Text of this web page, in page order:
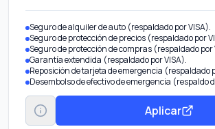
Seguro de alquiler de auto (respaldado por VISA).
Seguro de protección de precios (respaldado por
Seguro de protección de compras (respaldado por
Garantía extendida (respaldado por VISA).
Reposición de tarjeta de emergencia (respaldado
Desembolso de efectivo de emergencia (respaldo
Aplicar